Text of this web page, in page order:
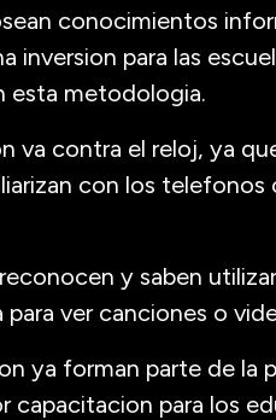
conocimientos
inversion para las
esta metodologia.
va contra el reloj, ya
con los telefonos
y saben
ver canciones o
ya forman parte de la
capacitacion para los